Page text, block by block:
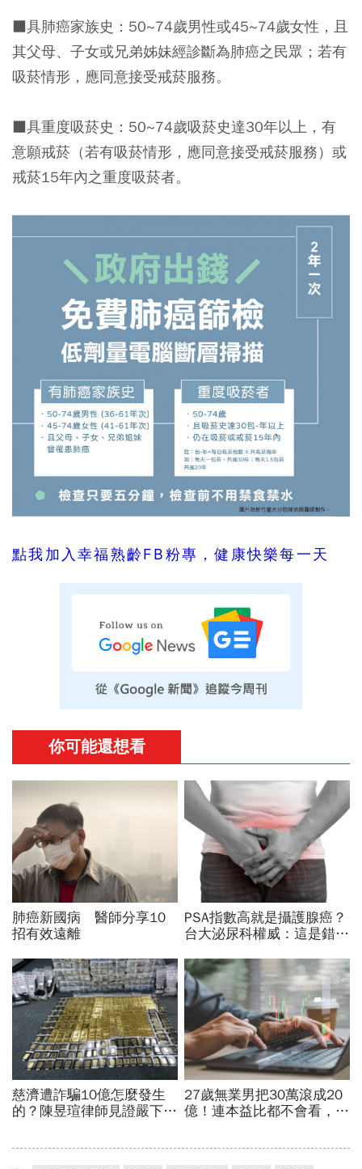
■具肺癌家族史：50~74歲男性或45~74歲女性，且
其父母、子女或兄弟姊妹經診斷為肺癌之民眾；若有
吸菸情形，應同意接受戒菸服務。
■具重度吸菸史：50~74歲吸菸史達30年以上，有
意願戒菸（若有吸菸情形，應同意接受戒菸服務）或
戒菸15年內之重度吸菸者。
點我加入幸福熟齡FB粉專，健康快樂每一天